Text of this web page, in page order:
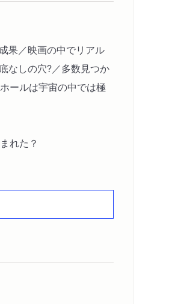
果／映画の中でリアル
なしの穴?／多数見つか
ールは宇宙の中では極
れた？
体を〝吸い込む?わけで